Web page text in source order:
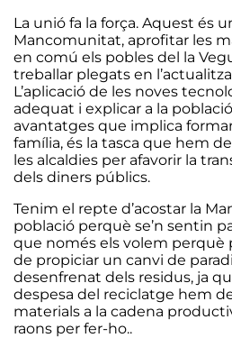
La unió fa la força. Aquest és
Mancomunitat, aprofitar les
en comú els pobles del la
treballar plegats en
L’aplicació de les noves
adequat i explicar a la
avantatges que implica
família, és la tasca que hem
les alcaldies per afavorir la
dels diners públics.
Tenim el repte d’acostar la
població perquè se’n sentin
que només els volem perquè
de propiciar un canvi de
desenfrenat dels residus, ja
despesa del reciclatge hem
materials a la cadena
raons per fer-ho..